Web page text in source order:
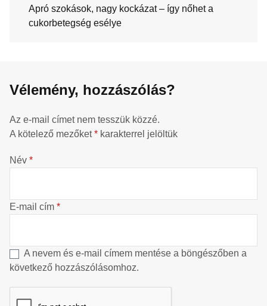
Apró szokások, nagy kockázat – így nőhet a
cukorbetegség esélye
Vélemény, hozzászólás?
Az e-mail címet nem tesszük közzé.
A kötelező mezőket* karakterrel jelöltük
Név *
E-mail cím *
A nevem és e-mail címem mentése a böngészőben a
következő hozzászólásomhoz.